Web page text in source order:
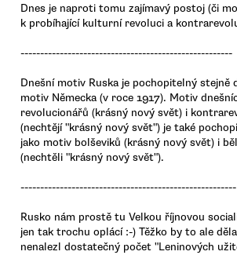
Dnes je naproti tomu zajímavý postoj (či
k probíhající kulturní revoluci a
------------------------------------------------------
Dnešní motiv Ruska je pochopitelný stejně
motiv Německa (v roce 1917). Motiv
revolucionářů (krásný nový svět) i
(nechtějí "krásný nový svět") je také
jako motiv bolševiků (krásný nový svět) i
(nechtěli "krásný nový svět").
-------------------------------------------------------
Rusko nám prostě tu Velkou říjnovou
jen tak trochu oplácí :-) Těžko by to ale
nenalezl dostatečný počet "Leninových